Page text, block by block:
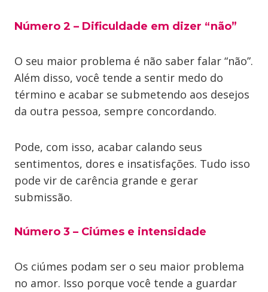
Número 2 – Dificuldade em dizer “não”
O seu maior problema é não saber falar “não”.
Além disso, você tende a sentir medo do
término e acabar se submetendo aos desejos
da outra pessoa, sempre concordando.
Pode, com isso, acabar calando seus
sentimentos, dores e insatisfações. Tudo isso
pode vir de carência grande e gerar
submissão.
Número 3 – Ciúmes e intensidade
Os ciúmes podam ser o seu maior problema
no amor. Isso porque você tende a guardar